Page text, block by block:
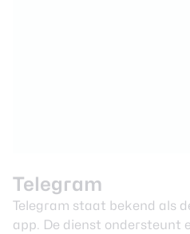
Telegram
Telegram staat bekend als
app. De dienst ondersteunt